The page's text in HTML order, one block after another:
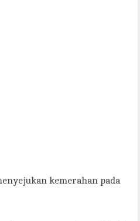
kemerahan pada